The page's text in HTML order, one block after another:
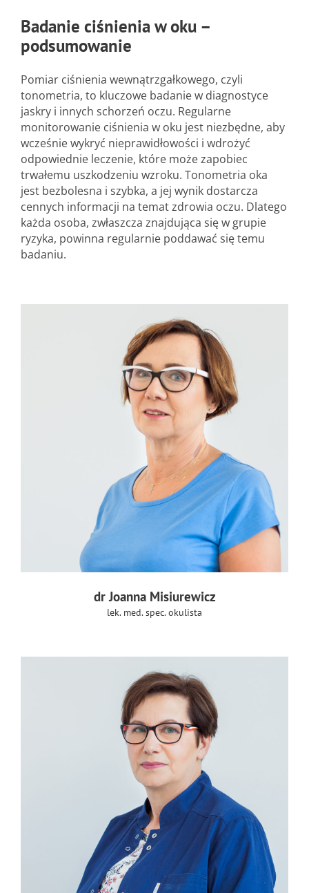
Badanie ciśnienia w oku –
podsumowanie
Pomiar ciśnienia wewnątrzgałkowego, czyli
tonometria, to kluczowe badanie w diagnostyce
jaskry i innych schorzeń oczu. Regularne
monitorowanie ciśnienia w oku jest niezbędne, aby
wcześnie wykryć nieprawidłowości i wdrożyć
odpowiednie leczenie, które może zapobiec
trwałemu uszkodzeniu wzroku. Tonometria oka
jest bezbolesna i szybka, a jej wynik dostarcza
cennych informacji na temat zdrowia oczu. Dlatego
każda osoba, zwłaszcza znajdująca się w grupie
ryzyka, powinna regularnie poddawać się temu
badaniu.
dr Joanna Misiurewicz
lek. med. spec. okulista